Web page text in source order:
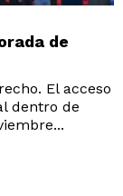
de
El acceso
dentro de